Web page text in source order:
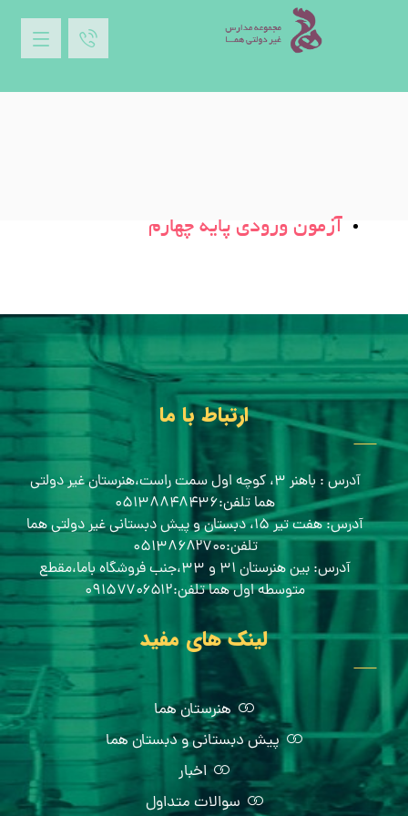
آزمون ورودی پایه چهارم
ارتباط با ما
آدرس : باهنر ۳، کوچه اول سمت راست،هنرستان غیر دولتی
هما تلفن:۰۵۱۳۸۸۴۸۴۳۶
آدرس: هفت تیر ۱۵، دبستان و پیش دبستانی غیر دولتی هما
تلفن:۰۵۱۳۸۶۸۲۷۰۰
آدرس: بین هنرستان ۳۱ و ۳۳،جنب فروشگاه باما،مقطع
متوسطه اول هما تلفن:۰۹۱۵۷۷۰۶۵۱۲
لینک های مفید
هنرستان هما
پیش دبستانی و دبستان هما
اخبار
سوالات متداول